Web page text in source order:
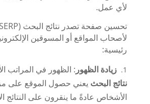
لأي عمل.
لأصحاب المواقع أو المسوقين
رئيسية:
زيادة الظهور : الظهور في المراتب
نتائج البحث يعني حصول الموقع على
الأشخاص عادةً ما ينقرون على النتائج